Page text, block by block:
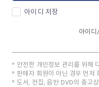
아이디 저장
아이디
안전한 개인정보 관리를 위해
판매자 회원이 아닌 경우 먼저
도서, 전집, 음반 DVD의 중고